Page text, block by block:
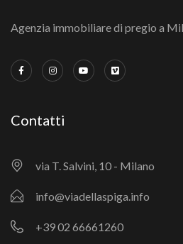
Agenzia immobiliare di pregio a
Contatti
via T. Salvini, 10 - Milano
info@viadellaspiga.info
+39 02 66661260